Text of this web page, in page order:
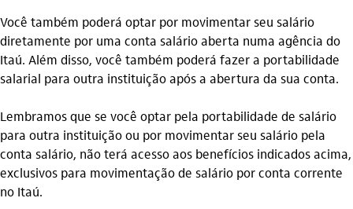
Você também poderá optar por movimentar seu salário
diretamente por uma conta salário aberta numa agência do
Itaú. Além disso, você também poderá fazer a portabilidade
salarial para outra instituição após a abertura da sua conta.
Lembramos que se você optar pela portabilidade de salário
para outra instituição ou por movimentar seu salário pela
conta salário, não terá acesso aos benefícios indicados acima,
exclusivos para movimentação de salário por conta corrente
no Itaú.